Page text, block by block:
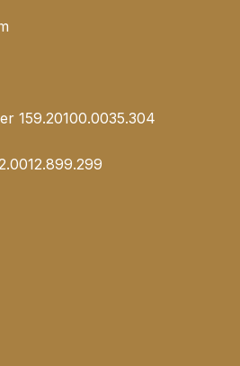
159.20100.0035.304